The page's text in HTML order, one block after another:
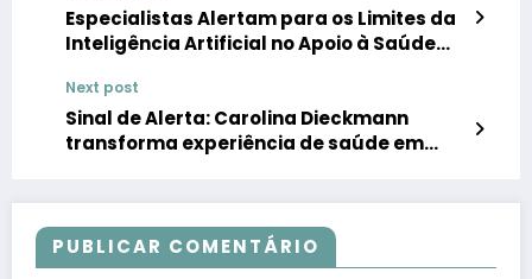
Especialistas Alertam para os Limites da
Inteligência Artificial no Apoio à Saúde
Next post
Sinal de Alerta: Carolina Dieckmann
transforma experiência de saúde em
PUBLICAR COMENTÁRIO